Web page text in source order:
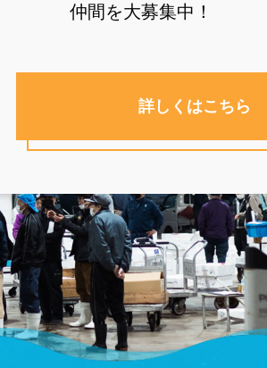
仲間を大募集中！
詳しくはこちら